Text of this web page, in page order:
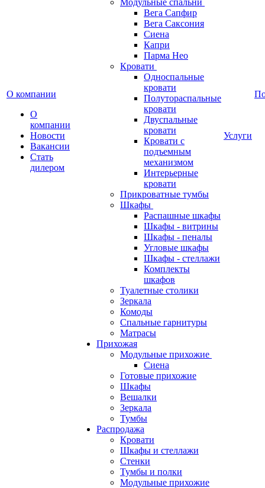
О компании
О
компании
Новости
Вакансии
Стать
дилером
Модульные спальни
Вега Сапфир
Вега Саксония
Сиена
Капри
Парма Нео
Кровати
Односпальные
кровати
Полутораспальные
кровати
Двуспальные
кровати
Кровати с
подъемным
механизмом
Интерьерные
кровати
Прикроватные тумбы
Шкафы
Распашные шкафы
Шкафы - витрины
Шкафы - пеналы
Угловые шкафы
Шкафы - стеллажи
Комплекты
шкафов
Туалетные столики
Зеркала
Комоды
Спальные гарнитуры
Матрасы
Прихожая
Модульные прихожие
Сиена
Готовые прихожие
Шкафы
Вешалки
Зеркала
Тумбы
Распродажа
Кровати
Шкафы и стеллажи
Стенки
Тумбы и полки
Модульные прихожие
Услуги